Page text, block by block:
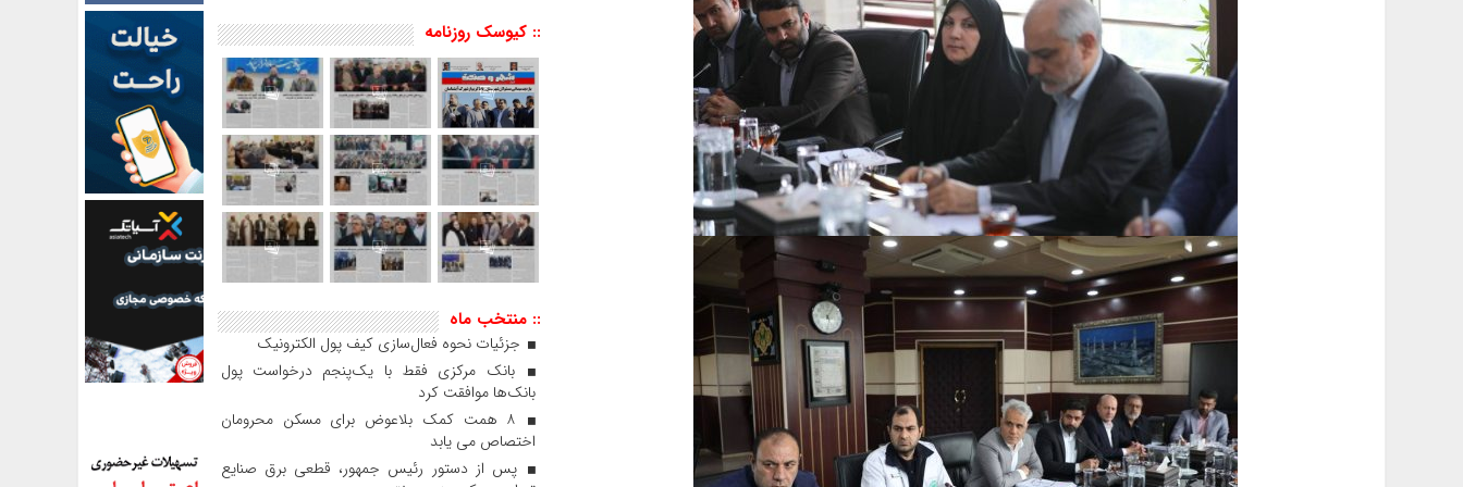
:: کیوسک روزنامه
:: منتخب ماه
جزئیات نحوه فعال‌سازی کیف پول الکترونیک
بانک مرکزی فقط با یک‌‎پنجم درخواست پول
بانک‌ها موافقت کرد
۸ همت کمک بلاعوض برای مسکن محرومان
اختصاص می یابد
پس از دستور رئیس‌ جمهور، قطعی برق صنایع